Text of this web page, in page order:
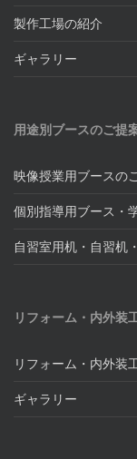
製作工場の紹介
ギャラリー
用途別ブースのご提
映像授業用ブースの
個別指導用ブース・
自習室用机・自習机
リフォーム・内外装
リフォーム・内外装
ギャラリー